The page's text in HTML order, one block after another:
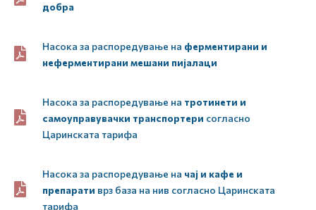
добра
Насока за распоредување на ферментирани и
неферментирани мешани пијалаци
Насока за распоредување на тротинети и
самоуправувачки транспортери согласно
Царинската тарифа
Насока за распоредување на чај и кафе и
препарати врз база на нив согласно Царинската
тарифа